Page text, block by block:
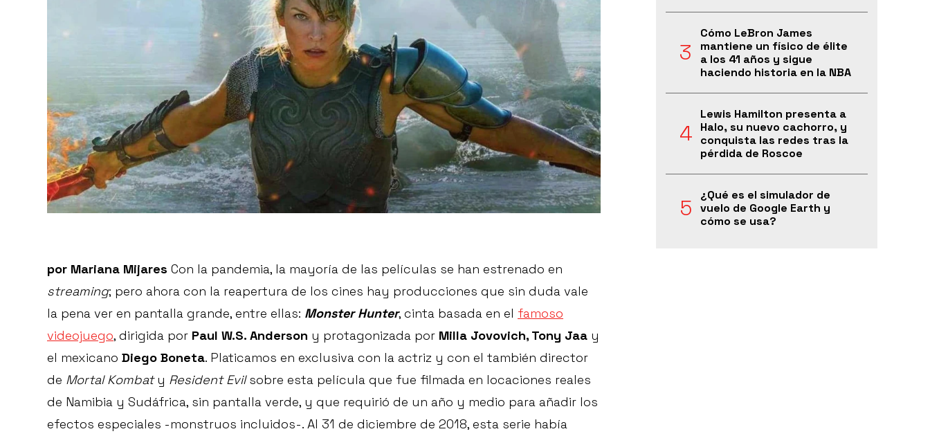
por Mariana Mijares Con la pandemia, la mayoría de las películas se han estrenado en
streaming; pero ahora con la reapertura de los cines hay producciones que sin duda vale
la pena ver en pantalla grande, entre ellas: Monster Hunter, cinta basada en el famoso
videojuego, dirigida por Paul W.S. Anderson y protagonizada por Milla Jovovich, Tony Jaa y
el mexicano Diego Boneta. Platicamos en exclusiva con la actriz y con el también director
de Mortal Kombaty Resident Evilsobre esta película que fue filmada en locaciones reales
de Namibia y Sudáfrica, sin pantalla verde, y que requirió de un año y medio para añadir los
efectos especiales -monstruos incluidos-. Al 31 de diciembre de 2018, esta serie había
Cómo LeBron James
mantiene un físico de élite
a los 41 años y sigue
haciendo historia en la NBA
Lewis Hamilton presenta a
Halo, su nuevo cachorro, y
conquista las redes tras la
pérdida de Roscoe
¿Qué es el simulador de
vuelo de Google Earth y
cómo se usa?